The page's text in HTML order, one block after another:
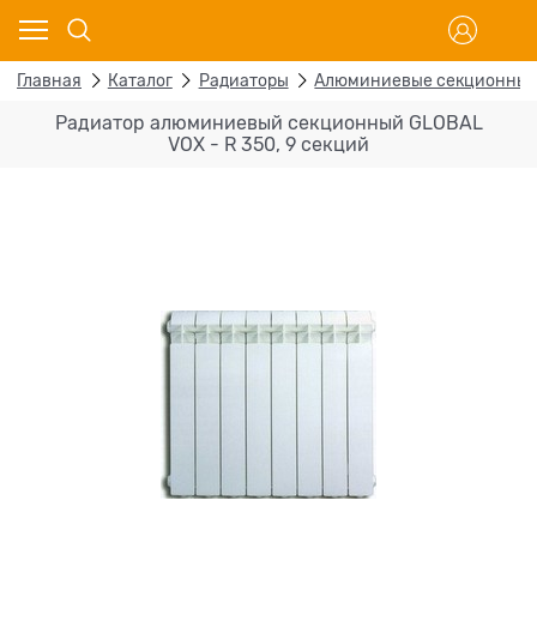
Главная Каталог Радиаторы Алюминиевые
Радиатор алюминиевый секционный GLOBAL
VOX - R 350, 9 секций